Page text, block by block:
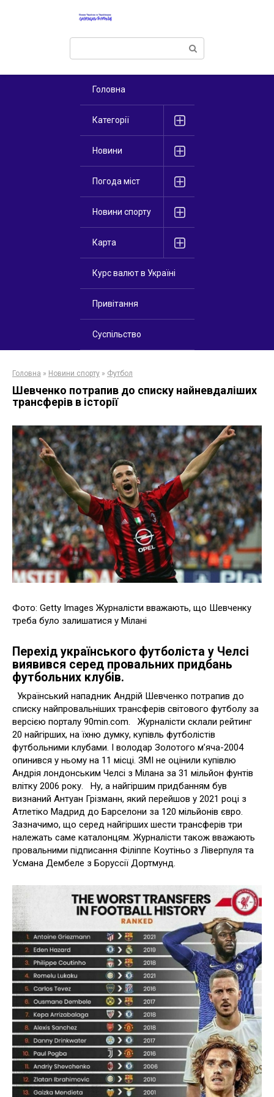
Поиск:
Головна
Категорії
Новини
Погода міст
Новини спорту
Карта
Курс валют в Україні
Привітання
Суспільство
Головна » Новини спорту » Футбол
Шевченко потрапив до списку найневдаліших
трансферів в історії
Фото: Getty Images Журналісти вважають, що Шевченку
треба було залишатися у Мілані
Перехід українського футболіста у Челсі
виявився серед провальних придбань
футбольних клубів.
Український нападник Андрій Шевченко потрапив до
списку найпровальніших трансферів світового футболу за
версією порталу 90min.com. Журналісти склали рейтинг
20 найгірших, на їхню думку, купівль футболістів
футбольними клубами. І володар Золотого м’яча-2004
опинився у ньому на 11 місці. ЗМІ не оцінили купівлю
Андрія лондонським Челсі з Мілана за 31 мільйон фунтів
влітку 2006 року. Ну, а найгіршим придбанням був
визнаний Антуан Грізманн, який перейшов у 2021 році з
Атлетіко Мадрид до Барселони за 120 мільйонів євро.
Зазначимо, що серед найгірших шести трансферів три
належать саме каталонцям. Журналісти також вважають
провальними підписання Філіппе Коутіньо з Ліверпуля та
Усмана Дембеле з Боруссії Дортмунд.